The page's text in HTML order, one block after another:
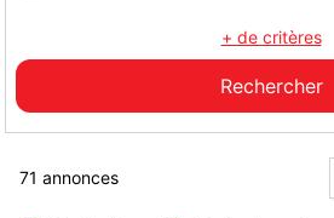
+ de critères
71 annonces